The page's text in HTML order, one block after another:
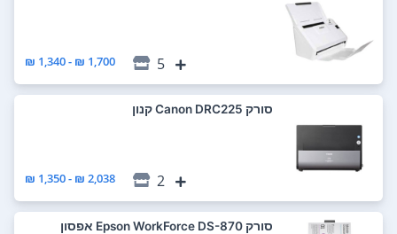
5
1,700 ₪ - 1,340 ₪
סורק Canon DRC225 קנון
2
2,038 ₪ - 1,350 ₪
סורק Epson WorkForce DS-870 אפסון